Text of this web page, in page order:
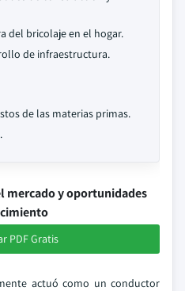
del bricolaje en el hogar.
de infraestructura.
de las materias primas.
mercado y oportunidades
PDF Gratis
actuó como un conductor